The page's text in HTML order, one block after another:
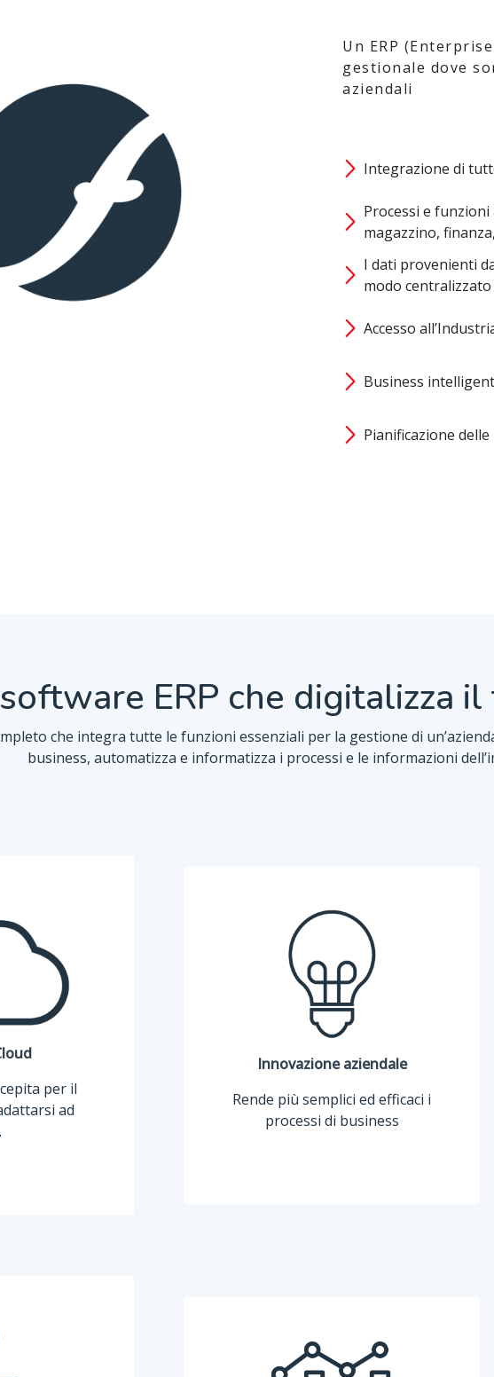
Un ERP
gestionale dove
aziendali
Integrazione di
Processi e
magazzino,
I dati provenienti
modo centralizzato
Accesso
Business
Pianificazione
ERP che digitalizza
che integra tutte le funzioni essenziali per la gestione di
business, automatizza e informatizza i processi e le informazioni
per il
ad
Innovazione aziendale
Rende più semplici ed efficaci i
processi di business